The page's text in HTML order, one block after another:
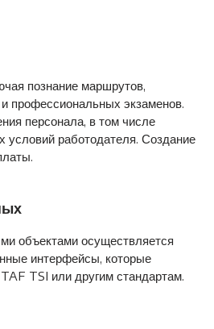
познание маршрутов,
профессиональных экзаменов.
персонала, в том числе
условий работодателя. Создание
объектами осуществляется
интерфейсы, которые
TSI или другим стандартам.